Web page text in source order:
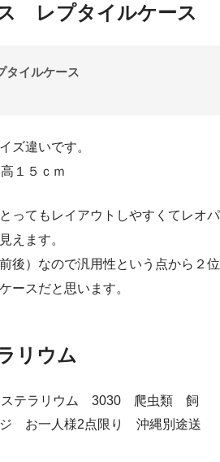
レプタイルケース
タイルケース
ズ違いです。
１５ｃｍ
ってもレイアウトしやすくてレオパ
えます。
後）なので汎用性という点から２位
ースだと思います。
リウム
テラリウム 3030 爬虫類 飼
お一人様2点限り 沖縄別途送